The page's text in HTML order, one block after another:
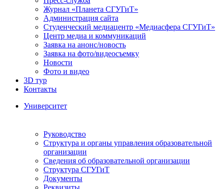
Журнал «Планета СГУГиТ»
Администрация сайта
Студенческий медиацентр «Медиасфера СГУГиТ»
Центр медиа и коммуникаций
Заявка на анонс/новость
Заявка на фото/видеосъемку
Новости
Фото и видео
3D тур
Контакты
Университет
Руководство
Структура и органы управления образовательной
организации
Сведения об образовательной организации
Структура СГУГиТ
Документы
Реквизиты